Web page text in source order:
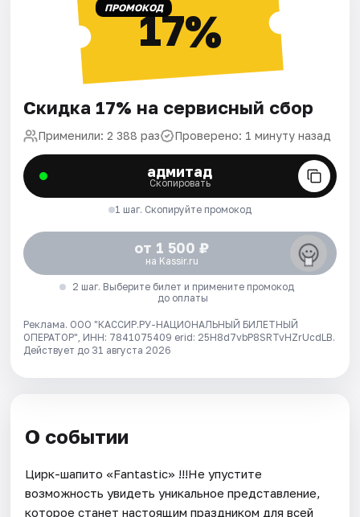
ПРОМОКОД17%
Скидка 17% на сервисный сбор
Применили: 2 388 раз Проверено: 1 минуту назад
адмитад
Скопировать
1 шаг. Скопируйте промокод
от 1 500 ₽
на Kassir.ru
2 шаг. Выберите билет и примените промокод
до оплаты
Реклама. ООО "КАССИР.РУ-НАЦИОНАЛЬНЫЙ БИЛЕТНЫЙ
ОПЕРАТОР", ИНН: 7841075409 erid: 25H8d7vbP8SRTvHZrUcdLB.
Действует до 31 августа 2026
О событии
Цирк-шапито «Fantastic» !!!Не упустите
возможность увидеть уникальное представление,
которое станет настоящим праздником для всей